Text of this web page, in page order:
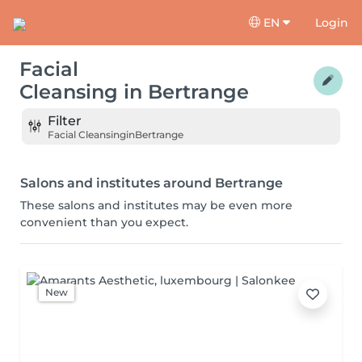
EN Login
Facial
Cleansing in Bertrange
Filter
Facial CleansinginBertrange
Salons and institutes around Bertrange
These salons and institutes may be even more
convenient than you expect.
New